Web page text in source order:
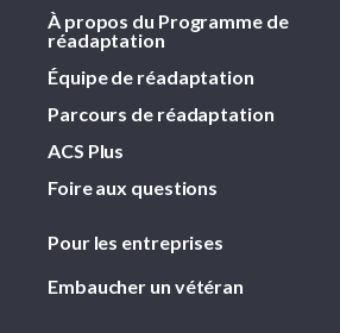
À propos du Programme de
réadaptation
Équipe de réadaptation
Parcours de réadaptation
ACS Plus
Foire aux questions
Pour les entreprises
Embaucher un vétéran